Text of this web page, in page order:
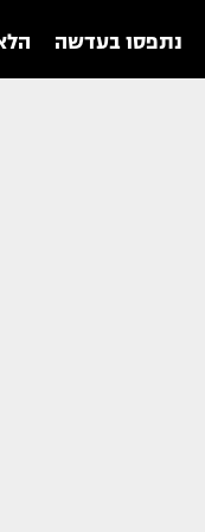
נתפסו בעדשה